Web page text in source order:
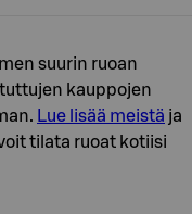
suurin ruoan
kauppojen
Lue lisää meistä ja
tilata ruoat kotiisi